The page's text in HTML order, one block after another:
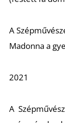
A
Madonna a
2021
A